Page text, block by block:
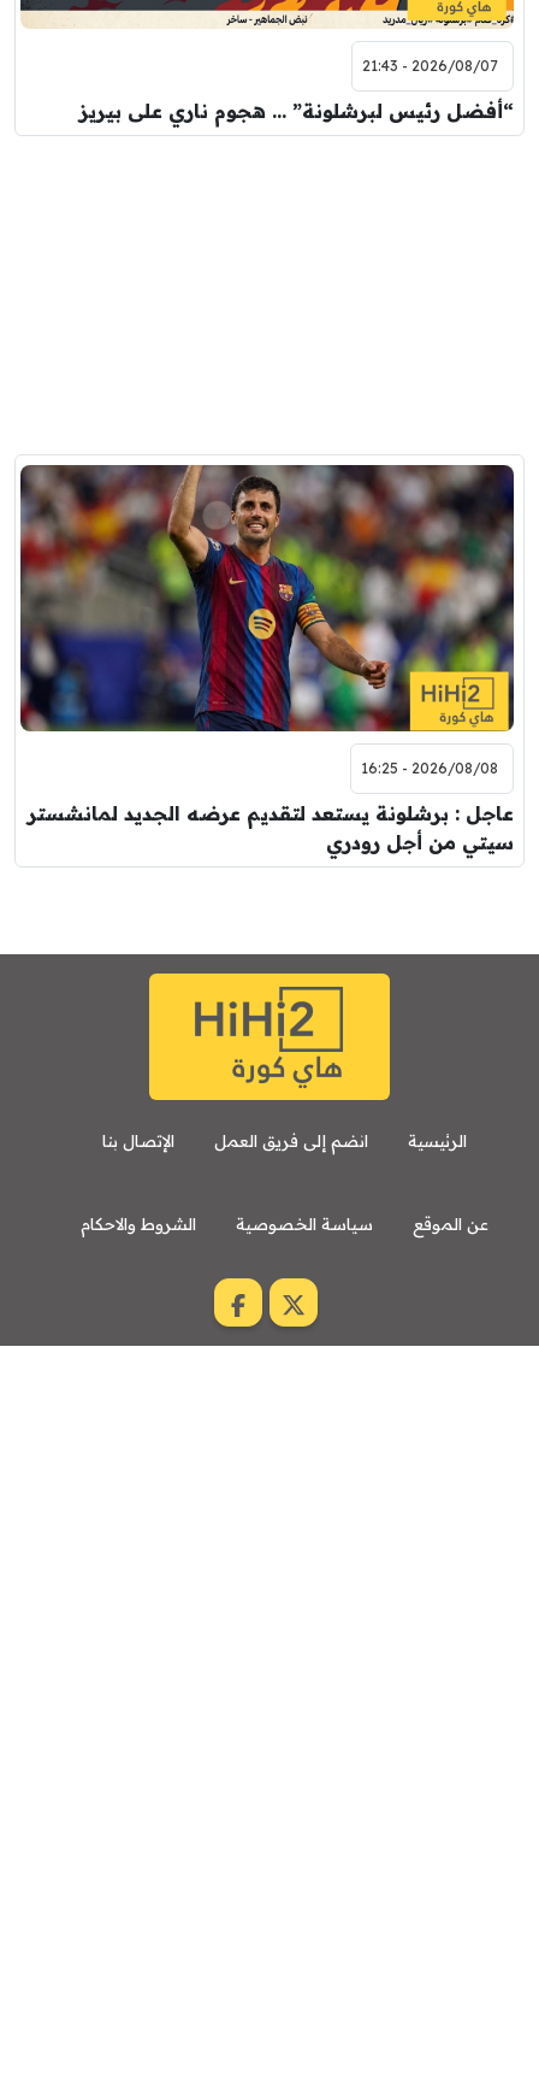
2026/08/07 - 21:43
“أفضل رئيس لبرشلونة” … هجوم ناري على بيريز
2026/08/08 - 16:25
عاجل : برشلونة يستعد لتقديم عرضه الجديد لمانشستر
سيتي من أجل رودري
الرئيسية انضم إلى فريق العمل الإتصال بنا
عن الموقع سياسة الخصوصية الشروط والاحكام